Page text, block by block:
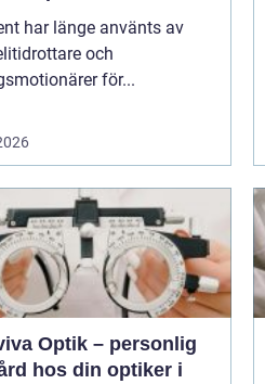
har länge använts av
och
för...
Optik – personlig
hos din optiker i